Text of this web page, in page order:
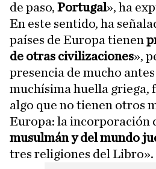
de paso, Portugal», ha
En este sentido, ha
países de Europa tienen
de otras civilizaciones»,
presencia de mucho
muchísima huella griega,
algo que no tienen otros
Europa: la incorporación
musulmán y del mundo
tres religiones del Libro».